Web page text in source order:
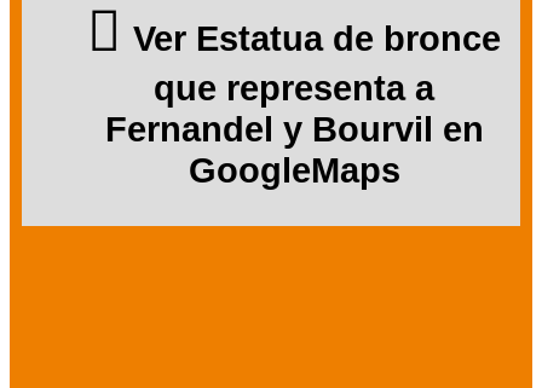
Ver Estatua de bronce
que representa a
Fernandel y Bourvil en
GoogleMaps